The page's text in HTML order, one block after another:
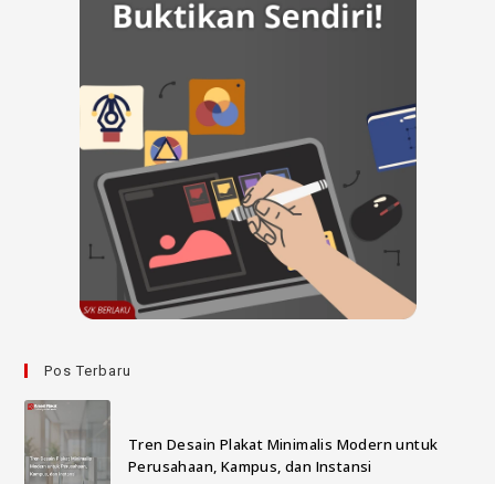
Pos Terbaru
Tren Desain Plakat Minimalis Modern untuk
Perusahaan, Kampus, dan Instansi